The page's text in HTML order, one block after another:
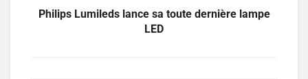
Philips Lumileds lance sa toute dernière lampe
LED